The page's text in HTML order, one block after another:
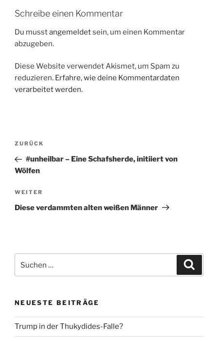
Schreibe einen Kommentar
Du musstangemeldetsein, um einen Kommentar
abzugeben.
Diese Website verwendet Akismet, um Spam zu
reduzieren. Erfahre, wie deine Kommentardaten
verarbeitet werden.
Beitragsnavigation
Vorheriger
Beitrag
ZURÜCK
#unheilbar – Eine Schafsherde, initiiert von
Wölfen
Nächster
Beitrag
WEITER
Diese verdammten alten weißen Männer
nach:
NEUESTE BEITRÄGE
Trump in der Thukydides-Falle?